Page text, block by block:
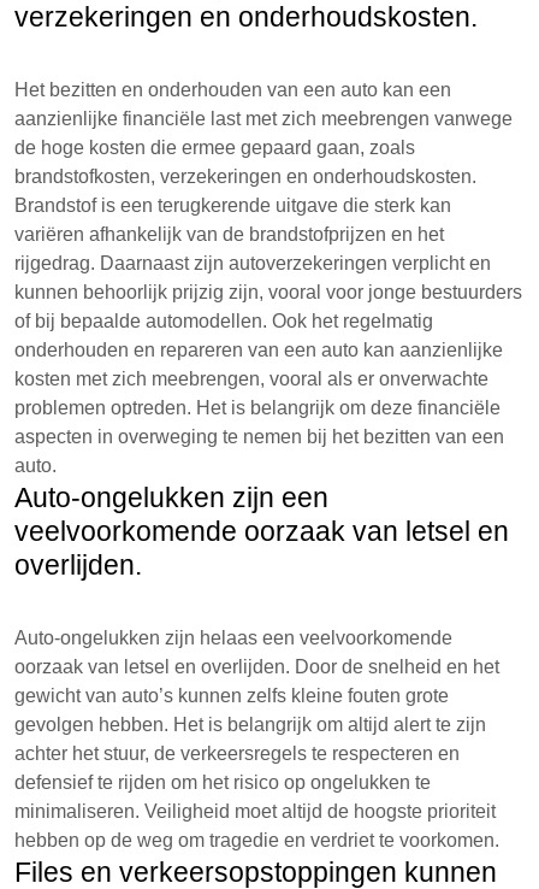
verzekeringen en onderhoudskosten.
Het bezitten en onderhouden van een auto kan een
aanzienlijke financiële last met zich meebrengen vanwege
de hoge kosten die ermee gepaard gaan, zoals
brandstofkosten, verzekeringen en onderhoudskosten.
Brandstof is een terugkerende uitgave die sterk kan
variëren afhankelijk van de brandstofprijzen en het
rijgedrag. Daarnaast zijn autoverzekeringen verplicht en
kunnen behoorlijk prijzig zijn, vooral voor jonge bestuurders
of bij bepaalde automodellen. Ook het regelmatig
onderhouden en repareren van een auto kan aanzienlijke
kosten met zich meebrengen, vooral als er onverwachte
problemen optreden. Het is belangrijk om deze financiële
aspecten in overweging te nemen bij het bezitten van een
auto.
Auto-ongelukken zijn een
veelvoorkomende oorzaak van letsel en
overlijden.
Auto-ongelukken zijn helaas een veelvoorkomende
oorzaak van letsel en overlijden. Door de snelheid en het
gewicht van auto’s kunnen zelfs kleine fouten grote
gevolgen hebben. Het is belangrijk om altijd alert te zijn
achter het stuur, de verkeersregels te respecteren en
defensief te rijden om het risico op ongelukken te
minimaliseren. Veiligheid moet altijd de hoogste prioriteit
hebben op de weg om tragedie en verdriet te voorkomen.
Files en verkeersopstoppingen kunnen